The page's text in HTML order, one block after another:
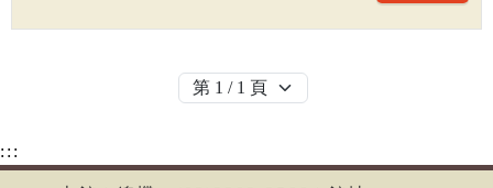
:::